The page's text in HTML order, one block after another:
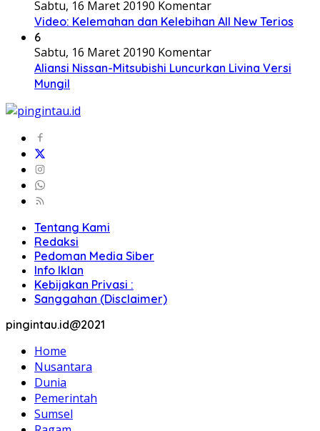
Sabtu, 16 Maret 20190 Komentar
Video: Kelemahan dan Kelebihan All New Terios
6
Sabtu, 16 Maret 20190 Komentar
Aliansi Nissan-Mitsubishi Luncurkan Livina Versi
Mungil
Tentang Kami
Redaksi
Pedoman Media Siber
Info Iklan
Kebijakan Privasi :
Sanggahan (Disclaimer)
pingintau.id@2021
Home
Nusantara
Dunia
Pemerintah
Sumsel